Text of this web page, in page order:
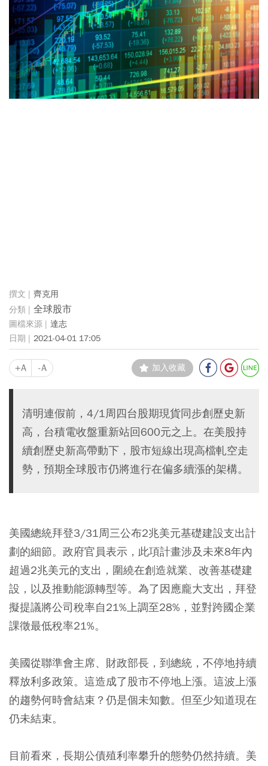
齊克用
全球股市
達志
2021-04-01 17:05
+A -A 加入收藏
清明連假前，4/1周四台股期現貨同步創歷史新
高，台積電收盤重新站回600元之上。在美股持
續創歷史新高帶動下，股市短線出現高檔軋空走
勢，預期全球股市仍將進行在偏多續漲的架構。
美國總統拜登3/31周三公布2兆美元基礎建設支出計
劃的細節。政府官員表示，此項計畫涉及未來8年內
超過2兆美元的支出，圍繞在創造就業、改善基礎建
設，以及推動能源轉型等。為了因應龐大支出，拜登
擬提議將公司稅率自21%上調至28%，並對跨國企業
課徵最低稅率21%。
美國從聯準會主席、財政部長，到總統，不停地持續
釋放利多政策。這造成了股市不停地上漲。這波上漲
的趨勢何時會結束？仍是個未知數。但至少知道現在
仍未結束。
目前看來，長期公債殖利率攀升的態勢仍然持續。美